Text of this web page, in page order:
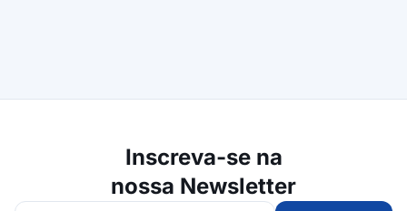
Inscreva-se na
nossa Newsletter